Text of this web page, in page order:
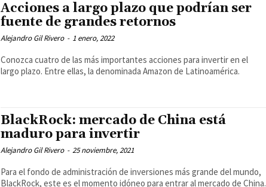
Acciones a largo plazo que podrían ser
fuente de grandes retornos
Alejandro Gil Rivero - 1 enero, 2022
Conozca cuatro de las más importantes acciones para invertir en el
largo plazo. Entre ellas, la denominada Amazon de Latinoamérica.
BlackRock: mercado de China está
maduro para invertir
Alejandro Gil Rivero - 25 noviembre, 2021
Para el fondo de administración de inversiones más grande del mundo,
BlackRock, este es el momento idóneo para entrar al mercado de China.